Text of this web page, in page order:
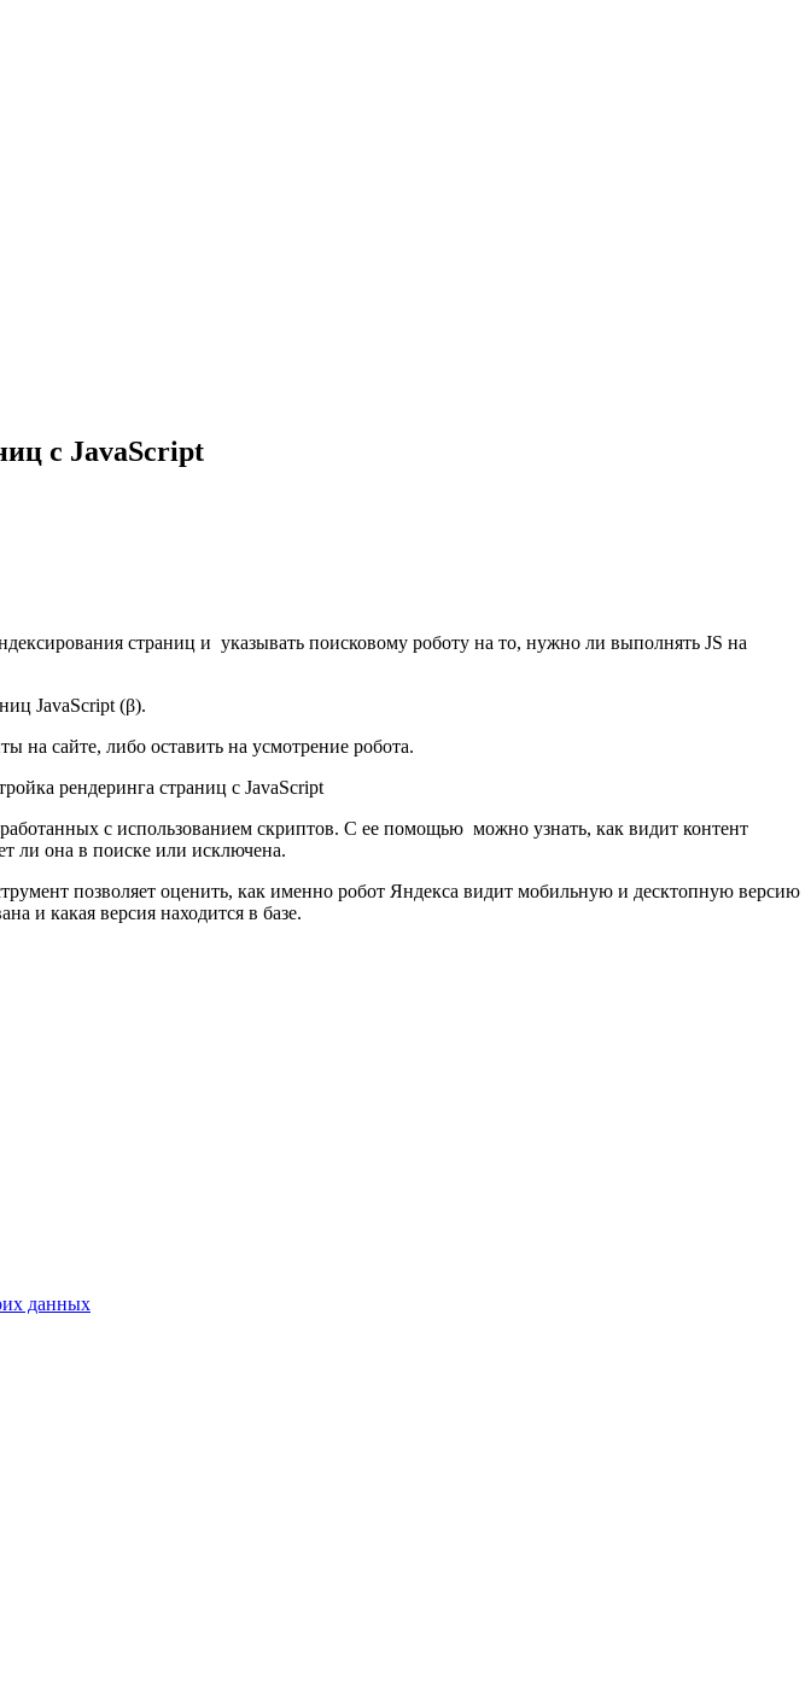
с JavaScript
страниц и указывать поисковому роботу на то, нужно ли выполнять JS на
JavaScript (β).
на сайте, либо оставить на усмотрение робота.
с использованием скриптов. С ее помощью можно узнать, как видит контент
ли она в поиске или исключена.
позволяет оценить, как именно робот Яндекса видит мобильную и десктопную версию
и какая версия находится в базе.
данных